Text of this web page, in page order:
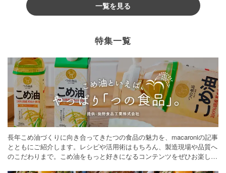
一覧を見る
特集一覧
長年こめ油づくりに向き合ってきたつの食品の魅力を、macaroniの記事
とともにご紹介します。レシピや活用術はもちろん、製造現場や品質へ
のこだわりまで。こめ油をもっと好きになるコンテンツをぜひお楽しみ